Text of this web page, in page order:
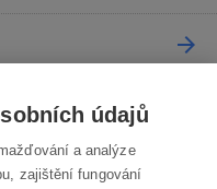
údajů
a analýze
zajištění fungování